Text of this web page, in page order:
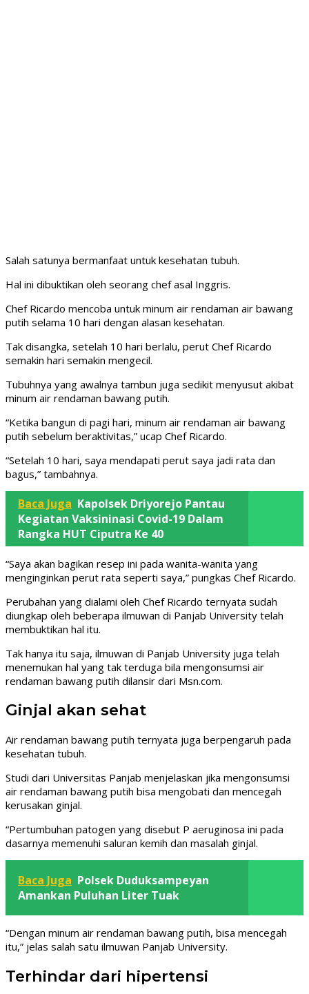
Salah satunya bermanfaat untuk kesehatan tubuh.
Hal ini dibuktikan oleh seorang chef asal Inggris.
Chef Ricardo mencoba untuk minum air rendaman air bawang
putih selama 10 hari dengan alasan kesehatan.
Tak disangka, setelah 10 hari berlalu, perut Chef Ricardo
semakin hari semakin mengecil.
Tubuhnya yang awalnya tambun juga sedikit menyusut akibat
minum air rendaman bawang putih.
“Ketika bangun di pagi hari, minum air rendaman air bawang
putih sebelum beraktivitas,” ucap Chef Ricardo.
“Setelah 10 hari, saya mendapati perut saya jadi rata dan
bagus,” tambahnya.
Baca Juga Kapolsek Driyorejo Pantau
Kegiatan Vaksininasi Covid-19 Dalam
Rangka HUT Ciputra Ke 40
“Saya akan bagikan resep ini pada wanita-wanita yang
menginginkan perut rata seperti saya,” pungkas Chef Ricardo.
Perubahan yang dialami oleh Chef Ricardo ternyata sudah
diungkap oleh beberapa ilmuwan di Panjab University telah
membuktikan hal itu.
Tak hanya itu saja, ilmuwan di Panjab University juga telah
menemukan hal yang tak terduga bila mengonsumsi air
rendaman bawang putih dilansir dari Msn.com.
Ginjal akan sehat
Air rendaman bawang putih ternyata juga berpengaruh pada
kesehatan tubuh.
Studi dari Universitas Panjab menjelaskan jika mengonsumsi
air rendaman bawang putih bisa mengobati dan mencegah
kerusakan ginjal.
“Pertumbuhan patogen yang disebut P aeruginosa ini pada
dasarnya memenuhi saluran kemih dan masalah ginjal.
Baca Juga Polsek Duduksampeyan
Amankan Puluhan Liter Tuak
“Dengan minum air rendaman bawang putih, bisa mencegah
itu,” jelas salah satu ilmuwan Panjab University.
Terhindar dari hipertensi